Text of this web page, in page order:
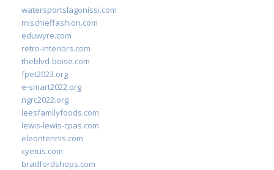
watersportslagonissi.com
mischieffashion.com
eduwyre.com
retro-interiors.com
theblvd-boise.com
fpet2023.org
e-smart2022.org
ngrc2022.org
leesfamilyfoods.com
lewis-lewis-cpas.com
eleontennis.com
cyetus.com
bradfordshops.com